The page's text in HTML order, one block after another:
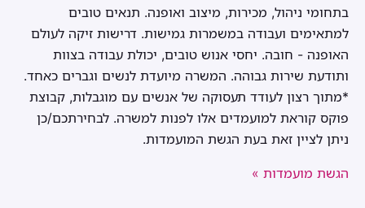
בתחומי ניהול, מכירות, מיצוב ואופנה. תנאים טובים
למתאימים ועבודה במשמרות גמישות. דרישות זיקה לעולם
האופנה - חובה. יחסי אנוש טובים, יכולת עבודה בצוות
ותודעת שירות גבוהה. המשרה מיועדת לנשים וגברים כאחד.
*מתוך רצון לעודד תעסוקה של אנשים עם מוגבלות, קבוצת
פוקס קוראת למועמדים אלו לפנות למשרה. לבחירתכם/כן
ניתן לציין זאת בעת הגשת המועמדות.
הגשת מועמדות »